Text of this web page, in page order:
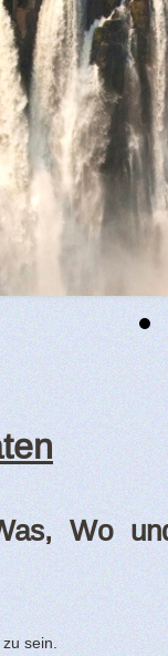
Wo
sein.